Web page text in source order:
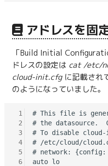
アドレスを固
「Build Initial
ドレスの設定は cat /etc/
cloud-init.cfgに記載され
のようになっていました。
1
2
3
4
5
6
# This file is
# the datasource.
# To disable
# /etc/cloud/
# network: {config:
auto lo